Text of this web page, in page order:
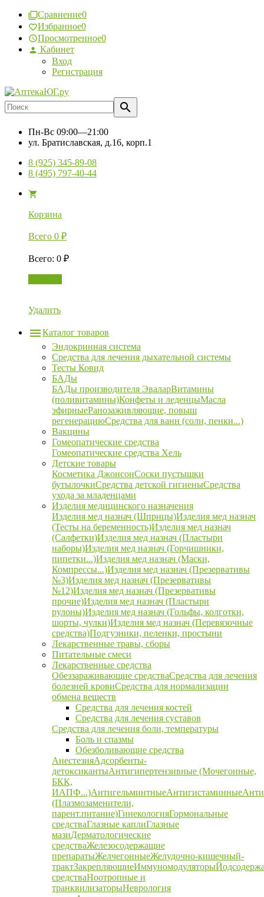
Сравнение0
Избранное0
Просмотренное0
Кабинет
Вход
Регистрация
Пн-Вс 09:00—21:00
ул. Братиславская, д.16, корп.1
8 (925) 345-89-08
8 (495) 797-40-44
Корзина
Всего 0 ₽
Всего: 0 ₽
Удалить
Каталог товаров
Эндокринная система
Средства для лечения дыхательной системы
Тесты Ковид
БАДы
БАДы производителя ЭваларВитамины
(поливитамины)Конфеты и леденцыМасла
эфирныеРанозаживляющие, повыш
регенерациюСредства для ванн (соли, пенки...)
Вакцины
Гомеопатические средства
Гомеопатические средства Хель
Детские товары
Косметика ДжонсонСоски пустышки
бутылочкиСредства детской гигиеныСредства
ухода за младенцами
Изделия медицинского назначения
Изделия мед назнач (Шприцы)Изделия мед назнач
(Тесты на беременность)Изделия мед назнач
(Салфетки)Изделия мед назнач (Пластыри
наборы)Изделия мед назнач (Горчишники,
пипетки...)Изделия мед назнач (Маски,
Компрессы...)Изделия мед назнач (Презервативы
№3)Изделия мед назнач (Презервативы
№12)Изделия мед назнач (Презервативы
прочие)Изделия мед назнач (Пластыри
рулоны)Изделия мед назнач (Гольфы, колготки,
шорты, чулки)Изделия мед назнач (Перевязочные
средства)Подгузники, пеленки, простыни
Лекарственные травы, сборы
Питательные смеси
Лекарственные средства
Обеззараживающие средстваСредства для лечения
болезней кровиСредства для нормализации
обмена веществ
Средства для лечения костей
Средства для лечения суставов
Средства для лечения боли, температуры
Боль и спазмы
Обезболивающие средства
АнестезияАдсорбенты-
детоксикантыАнтигипертензивные (Мочегонные,
БКК,
ИАПФ...)АнтигельминтныеАнтигистаминные
(Плазмозаменители,
парент.питание)ГинекологияГормональные
средстваГлазные каплиГлазные
мазиДерматологические
средстваЖелезосодержащие
препаратыЖелчегонныеЖелудочно-кишечный-
трактЗакрепляющиеИммуномодуляторы
средстваНоотропные и
транквилизаторыНеврология